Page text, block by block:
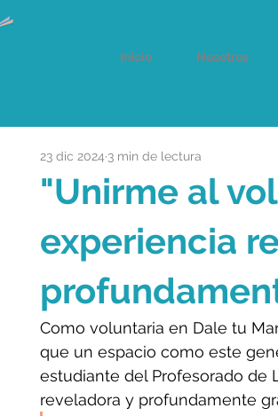
Inicio Nosotros
"Unirme al
experiencia
23 dic 2024 3 min de lectura
Como voluntaria en Dale tu
que un espacio como este
estudiante del Profesorado de
reveladora y profundamente